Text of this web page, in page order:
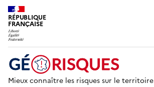
RÉPUBLIQUE
FRANÇAISE
Mieux connaître les risques sur le territoire